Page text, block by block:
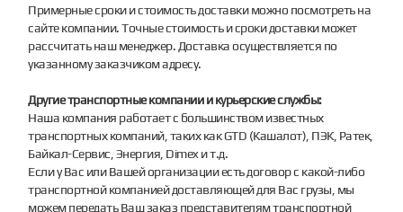
Примерные сроки и стоимость доставки можно посмотреть на
сайте компании. Точные стоимость и сроки доставки может
рассчитать наш менеджер. Доставка осуществляется по
указанному заказчиком адресу.
Другие транспортные компании и курьерские службы:
Наша компания работает с большинством известных
транспортных компаний, таких как GTD (Кашалот), ПЭК, Ратек,
Байкал-Сервис, Энергия, Dimex и т.д.
Если у Вас или Вашей организации есть договор с какой-либо
транспортной компанией доставляющей для Вас грузы, мы
можем передать Ваш заказ представителям транспортной